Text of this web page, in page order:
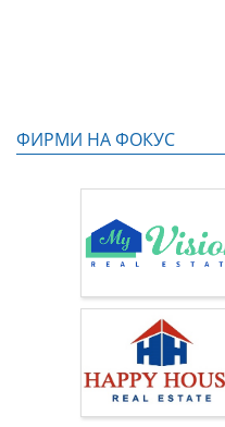
ФИРМИ НА ФОКУС